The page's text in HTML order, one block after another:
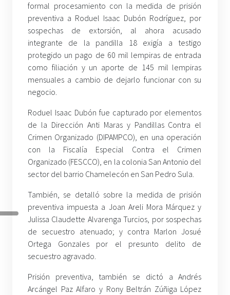
formal procesamiento con la medida de prisión
preventiva a Roduel Isaac Dubón Rodríguez, por
sospechas de extorsión, al ahora acusado
integrante de la pandilla 18 exigía a testigo
protegido un pago de 60 mil lempiras de entrada
como filiación y un aporte de 145 mil lempiras
mensuales a cambio de dejarlo funcionar con su
negocio.
Roduel Isaac Dubón fue capturado por elementos
de la Dirección Anti Maras y Pandillas Contra el
Crimen Organizado (DIPAMPCO), en una operación
con la Fiscalía Especial Contra el Crimen
Organizado (FESCCO), en la colonia San Antonio del
sector del barrio Chamelecón en San Pedro Sula.
También, se detalló sobre la medida de prisión
preventiva impuesta a Joan Areli Mora Márquez y
Julissa Claudette Alvarenga Turcios, por sospechas
de secuestro atenuado; y contra Marlon Josué
Ortega Gonzales por el presunto delito de
secuestro agravado.
Prisión preventiva, también se dictó a Andrés
Arcángel Paz Alfaro y Rony Beltrán Zúñiga López